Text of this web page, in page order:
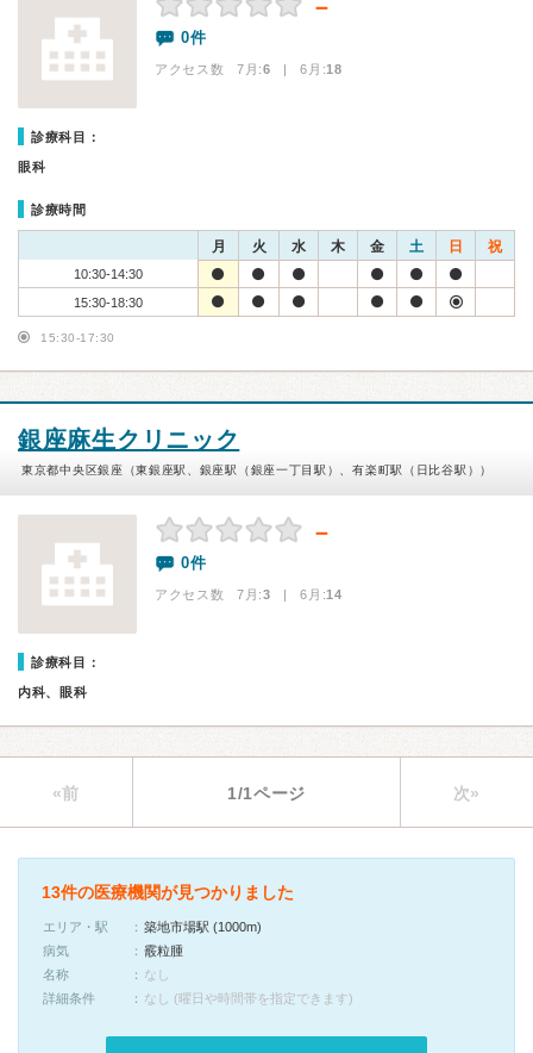
－
0件
アクセス数 7月:6 | 6月:18
診療科目：
眼科
診療時間
月 火 水 木 金 土 日 祝
10:30-14:30
15:30-18:30
15:30-17:30
銀座麻生クリニック
東京都中央区銀座（東銀座駅、銀座駅（銀座一丁目駅）、有楽町駅（日比谷駅））
－
0件
アクセス数 7月:3 | 6月:14
診療科目：
内科、眼科
«前 1/1ページ 次»
13件の医療機関が見つかりました
エリア・駅
築地市場駅 (1000m)
病気
霰粒腫
名称
なし
詳細条件
なし (曜日や時間帯を指定できます)